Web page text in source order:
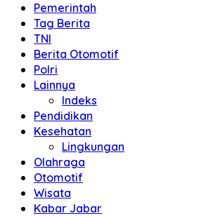
Pemerintah
Tag Berita
TNI
Berita Otomotif
Polri
Lainnya
Indeks
Pendidikan
Kesehatan
Lingkungan
Olahraga
Otomotif
Wisata
Kabar Jabar